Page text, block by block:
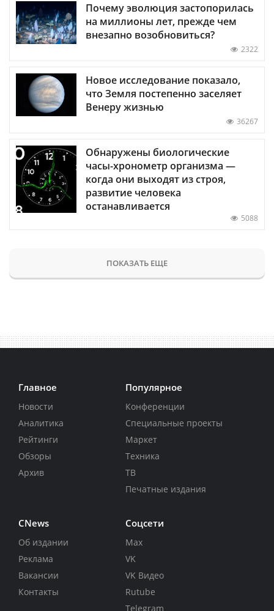
Почему эволюция застопорилась
на миллионы лет, прежде чем
внезапно возобновиться?
2322
Новое исследование показало,
что Земля постепенно заселяет
Венеру жизнью
36267
Обнаружены биологические
часы-хронометр организма —
когда они выходят из строя,
развитие человека
останавливается
5088
ПОКАЗАТЬ ЕЩЕ
Главное
Новости
Аналитика
Рейтинги
Обзоры
Архив
Популярное
Конференции
Специальные проекты
Маркет
Техника
ТВ
Печатные издания
CNews
Об издании
Реклама
Вакансии
Контакты
Соцсети
Max
VK
VK Видео
Rutube
Telegram